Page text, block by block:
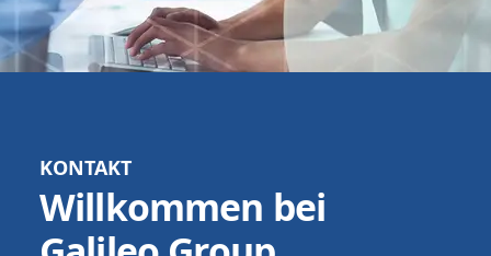
KONTAKT
Willkommen bei